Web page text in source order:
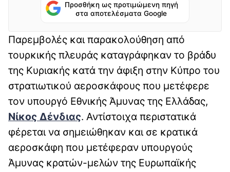
Προσθήκη ως προτιμώμενη πηγή
στα αποτελέσματα Google
Παρεμβολές και παρακολούθηση από
τουρκικής πλευράς καταγράφηκαν το βράδυ
της Κυριακής κατά την άφιξη στην Κύπρο του
στρατιωτικού αεροσκάφους που μετέφερε
τον υπουργό Εθνικής Άμυνας της Ελλάδας,
Νίκος Δένδιας. Αντίστοιχα περιστατικά
φέρεται να σημειώθηκαν και σε κρατικά
αεροσκάφη που μετέφεραν υπουργούς
Άμυνας κρατών-μελών της Ευρωπαϊκής